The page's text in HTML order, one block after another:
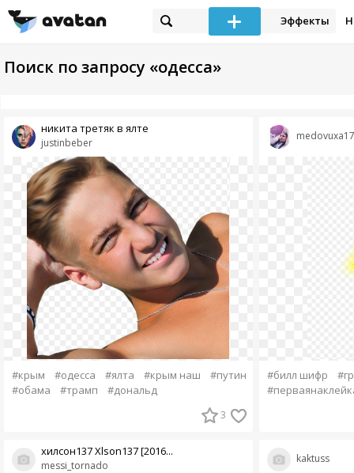
Эффекты
Поиск по запросу «одесса»
justinbeber
никита третяк в ялте
#крым #одесса #ялта #крым наш
#путин
#обама
#трамп #дональд
3
messi_tornado
хилсон137 Xlson137 [2016...
medovuxa17
#билл шифр
kaktuss